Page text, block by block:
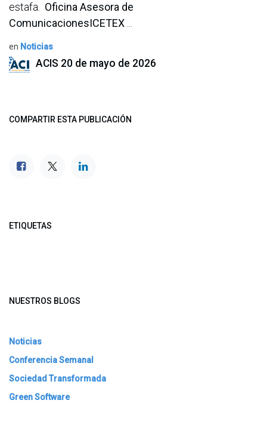
estafa.
Oficina Asesora de
ComunicacionesICETEX
en Noticias
ACIS 20 de mayo de 2026
COMPARTIR ESTA PUBLICACIÓN
ETIQUETAS
NUESTROS BLOGS
Noticias
Conferencia Semanal
Sociedad Transformada
Green Software